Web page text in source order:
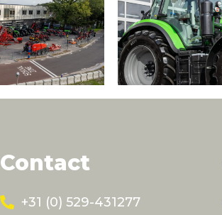
Contact
+31 (0) 529-431277